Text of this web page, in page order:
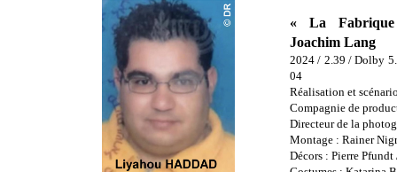
« La
Joachim Lang
2024 / 2.39 / Dolby
04
Réalisation et
Compagnie de
Directeur de la
Montage : Rainer
Décors : Pierre